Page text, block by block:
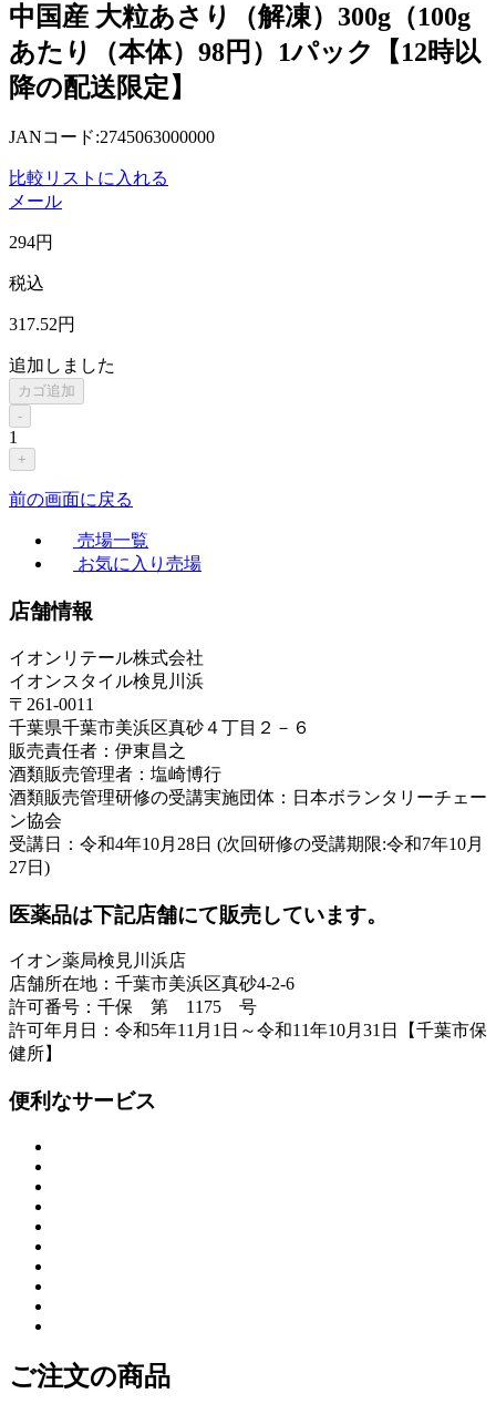
中国産 大粒あさり（解凍）300g（100g
あたり（本体）98円）1パック【12時以
降の配送限定】
JANコード:2745063000000
比較リストに入れる
メール
294円
税込
317.52円
追加しました
カゴ追加
-
1
+
前の画面に戻る
売場一覧
お気に入り売場
店舗情報
イオンリテール株式会社
イオンスタイル検見川浜
〒261-0011
千葉県千葉市美浜区真砂４丁目２－６
販売責任者：伊東昌之
酒類販売管理者：塩崎博行
酒類販売管理研修の受講実施団体：日本ボランタリーチェー
ン協会
受講日：令和4年10月28日 (次回研修の受講期限:令和7年10月
27日)
医薬品は下記店舗にて販売しています。
イオン薬局検見川浜店
店舗所在地：千葉市美浜区真砂4-2-6
許可番号：千保 第 1175 号
許可年月日：令和5年11月1日～令和11年10月31日【千葉市保
健所】
便利なサービス
ご注文の商品